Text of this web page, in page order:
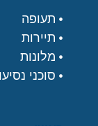
תעופה
תיירות
מלונות
סוכני